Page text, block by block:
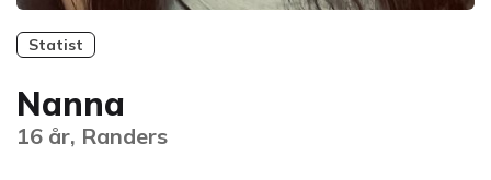
Statist
Nanna
16 år, Randers